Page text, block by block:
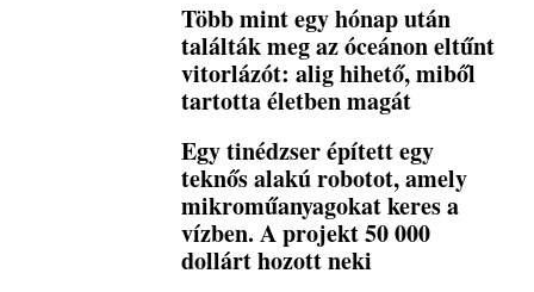
Több mint egy hónap után
találták meg az óceánon eltűnt
vitorlázót: alig hihető, miből
tartotta életben magát
Egy tinédzser épített egy
teknős alakú robotot, amely
mikroműanyagokat keres a
vízben. A projekt 50 000
dollárt hozott neki